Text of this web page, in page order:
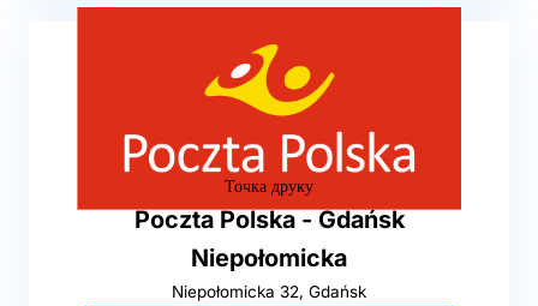
Точка друку
Poczta Polska - Gdańsk
Niepołomicka
Niepołomicka 32, Gdańsk